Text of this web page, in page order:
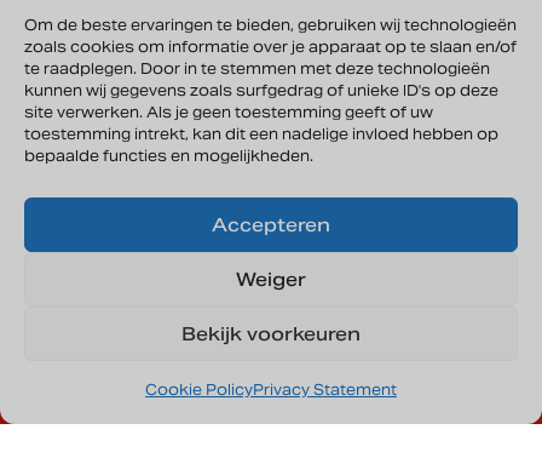
Om de beste ervaringen te bieden, gebruiken wij technologieën
zoals cookies om informatie over je apparaat op te slaan en/of
te raadplegen. Door in te stemmen met deze technologieën
kunnen wij gegevens zoals surfgedrag of unieke ID's op deze
site verwerken. Als je geen toestemming geeft of uw
toestemming intrekt, kan dit een nadelige invloed hebben op
bepaalde functies en mogelijkheden.
Accepteren
Weiger
Bekijk voorkeuren
Cookie PolicyPrivacy Statement
Lammertink Sportcars B.V.
Vonderweg 33a
7468 DC Enter
Routebeschrijving
KVK: 08135644